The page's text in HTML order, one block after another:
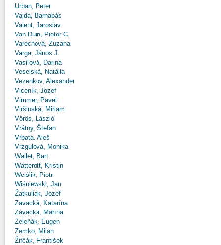
Urban, Peter
Vajda, Barnabás
Valent, Jaroslav
Van Duin, Pieter C.
Varechová, Zuzana
Varga, János J.
Vasiľová, Darina
Veselská, Natália
Vezenkov, Alexander
Viceník, Jozef
Vimmer, Pavel
Viršinská, Miriam
Vörös, László
Vrátny, Štefan
Vrbata, Aleš
Vrzgulová, Monika
Wallet, Bart
Watterott, Kristin
Wciślik, Piotr
Wiśniewski, Jan
Žatkuliak, Jozef
Zavacká, Katarína
Zavacká, Marína
Zeleňák, Eugen
Zemko, Milan
Žifčák, František